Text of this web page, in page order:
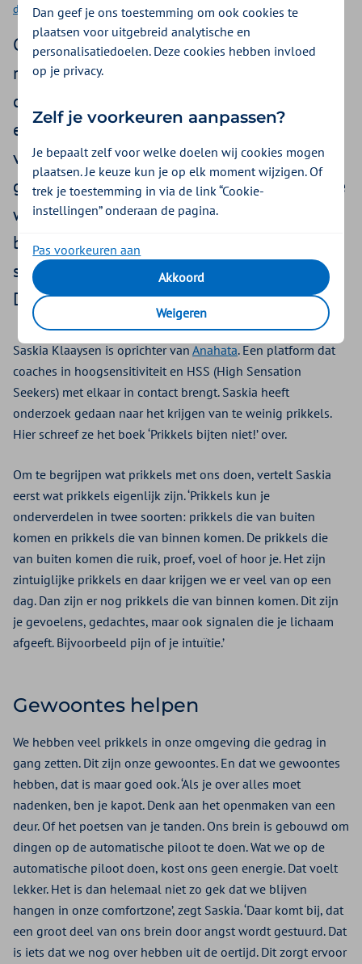
de werkvloer| 4 minuten lezen
Genoeg mensen fietsen elke dag dezelfde
route naar werk, praten daar met dezelfde
collega’s, vergaderen op dezelfde plekken
en weten wat ze van hun werkdag kunnen
verwachten. De voorspelbaarheid is fijn en
geeft rust. Maar wat doet het met je als je te
weinig prikkels krijgt? En waarom is het
belangrijk om medewerkers toch te
stimuleren nieuwe prikkels toe te laten?
Daar zoeken we een antwoord op.
Saskia Klaaysen is oprichter van Anahata. Een platform dat
coaches in hoogsensitiviteit en HSS (High Sensation
Seekers) met elkaar in contact brengt. Saskia heeft
onderzoek gedaan naar het krijgen van te weinig prikkels.
Hier schreef ze het boek ‘Prikkels bijten niet!’ over.
Om te begrijpen wat prikkels met ons doen, vertelt Saskia
eerst wat prikkels eigenlijk zijn. ‘Prikkels kun je
onderverdelen in twee soorten: prikkels die van buiten
komen en prikkels die van binnen komen. De prikkels die
van buiten komen die ruik, proef, voel of hoor je. Het zijn
zintuiglijke prikkels en daar krijgen we er veel van op een
dag. Dan zijn er nog prikkels die van binnen komen. Dit zijn
je gevoelens, gedachtes, maar ook signalen die je lichaam
afgeeft. Bijvoorbeeld pijn of je intuïtie.’
Gewoontes helpen
We hebben veel prikkels in onze omgeving die gedrag in
gang zetten. Dit zijn onze gewoontes. En dat we gewoontes
hebben, dat is maar goed ook. ‘Als je over alles moet
nadenken, ben je kapot. Denk aan het openmaken van een
deur. Of het poetsen van je tanden. Ons brein is gebouwd om
dingen op de automatische piloot te doen. Wat we op de
automatische piloot doen, kost ons geen energie. Dat voelt
lekker. Het is dan helemaal niet zo gek dat we blijven
hangen in onze comfortzone’, zegt Saskia. ‘Daar komt bij, dat
een groot deel van ons brein door angst wordt gestuurd. Dat
is iets dat we nog over hebben uit de oertijd. Dit zorgt ervoor
Dan geef je ons toestemming om ook cookies te
plaatsen voor uitgebreid analytische en
personalisatiedoelen. Deze cookies hebben invloed
op je privacy.
Zelf je voorkeuren aanpassen?
Je bepaalt zelf voor welke doelen wij cookies mogen
plaatsen. Je keuze kun je op elk moment wijzigen. Of
trek je toestemming in via de link “Cookie-
instellingen” onderaan de pagina.
Pas voorkeuren aan
Akkoord
Weigeren